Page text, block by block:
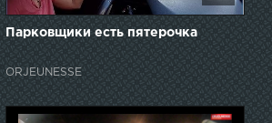
Парковщики есть пятерочка
ORJEUNESSE